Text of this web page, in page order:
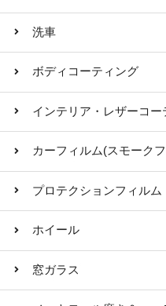
洗車
ボディコーティング
インテリア・レザーコー
カーフィルム(スモーク
プロテクションフィルム
ホイール
窓ガラス